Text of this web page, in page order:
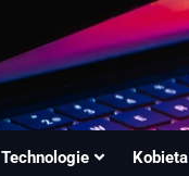
Technologie Kobieta